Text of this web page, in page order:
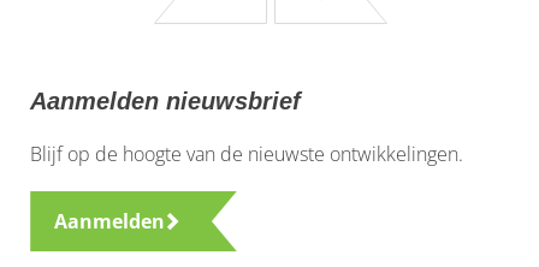
Aanmelden nieuwsbrief
Blijf op de hoogte van de nieuwste ontwikkelingen.
Aanmelden